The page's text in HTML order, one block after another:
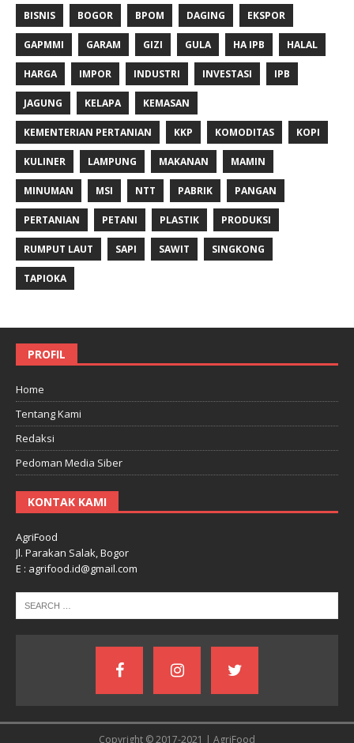
BISNIS BOGOR BPOM DAGING EKSPOR
GAPMMI GARAM GIZI GULA HA IPB HALAL
HARGA IMPOR INDUSTRI INVESTASI IPB
JAGUNG KELAPA KEMASAN
KEMENTERIAN PERTANIAN KKP KOMODITAS KOPI
KULINER LAMPUNG MAKANAN MAMIN
MINUMAN MSI NTT PABRIK PANGAN
PERTANIAN PETANI PLASTIK PRODUKSI
RUMPUT LAUT SAPI SAWIT SINGKONG
TAPIOKA
PROFIL
Home
Tentang Kami
Redaksi
Pedoman Media Siber
KONTAK KAMI
AgriFood
Jl. Parakan Salak, Bogor
E : agrifood.id@gmail.com
Copyright © 2017-2021 | AgriFood